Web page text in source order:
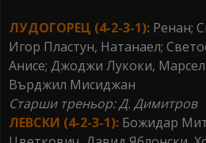
ЛУДОГОРЕЦ (4-2-3-1): Ренан;
Игор Пластун, Натанаел;
Анисе; Джоджи Лукоки,
Върджил Мисиджан
Старши треньор: Д. Димитров
ЛЕВСКИ (4-2-3-1): Божидар